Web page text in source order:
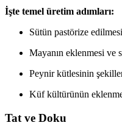
İşte temel üretim adımları:
Sütün pastörize edilmesi
Mayanın eklenmesi ve
Peynir kütlesinin
Küf kültürünün
Tat ve Doku